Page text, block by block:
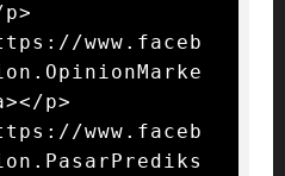
www.faceb
p>
www.faceb